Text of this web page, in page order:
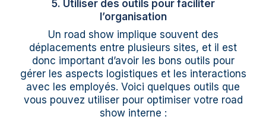
5. Utiliser des outils pour faciliter
l’organisation
Un road show implique souvent des
déplacements entre plusieurs sites, et il est
donc important d’avoir les bons outils pour
gérer les aspects logistiques et les interactions
avec les employés. Voici quelques outils que
vous pouvez utiliser pour optimiser votre road
show interne :